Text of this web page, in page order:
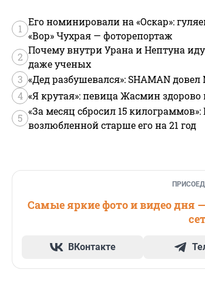
1
Его номинировали на «Оскар»:
«Вор» Чухрая — фоторепортаж
2
Почему внутри Урана и Нептуна
даже ученых
3 «Дед разбушевался»: SHAMAN
4 «Я крутая»: певица Жасмин
5
«За месяц сбросил 15
возлюбленной старше его на 21 год
Самые яркие фото и видео дня
ВКонтакте